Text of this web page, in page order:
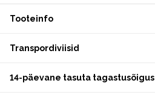
Tooteinfo
Transpordiviisid
14-päevane tasuta tagastusõigus